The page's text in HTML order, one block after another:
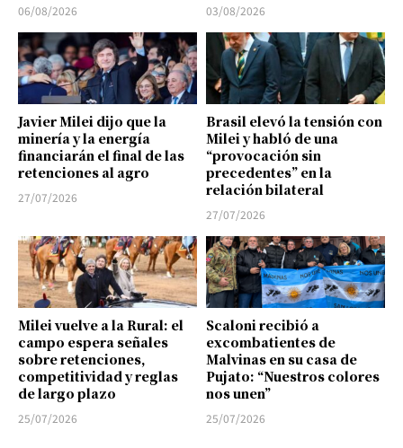
06/08/2026 03/08/2026
Javier Milei dijo que la
minería y la energía
financiarán el final de las
retenciones al agro
27/07/2026
Brasil elevó la tensión con
Milei y habló de una
“provocación sin
precedentes” en la
relación bilateral
27/07/2026
Milei vuelve a la Rural: el
campo espera señales
sobre retenciones,
competitividad y reglas
de largo plazo
25/07/2026
Scaloni recibió a
excombatientes de
Malvinas en su casa de
Pujato: “Nuestros colores
nos unen”
25/07/2026